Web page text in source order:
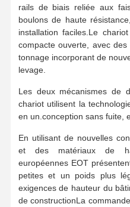
rails de biais reliée aux
boulons de haute
installation faciles.Le
compacte ouverte, avec
tonnage incorporant de
levage.
Les deux mécanismes de
chariot utilisent la
en un.conception sans fuite,
En utilisant de nouvelles
et des matériaux de
européennes EOT
petites et un poids plus
exigences de hauteur du
de constructionLa